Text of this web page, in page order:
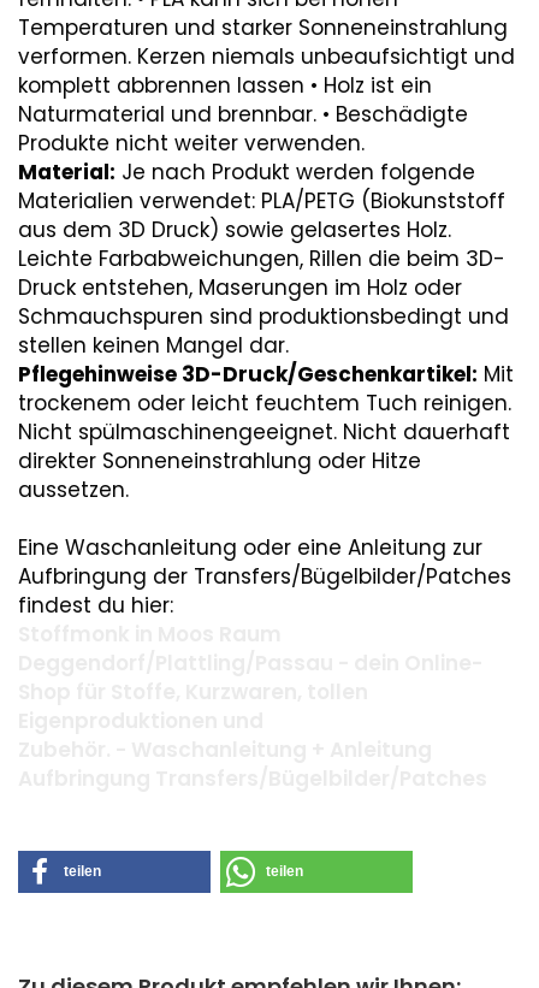
Temperaturen und starker Sonneneinstrahlung
verformen. Kerzen niemals unbeaufsichtigt und
komplett abbrennen lassen • Holz ist ein
Naturmaterial und brennbar. • Beschädigte
Produkte nicht weiter verwenden.
Material: Je nach Produkt werden folgende
Materialien verwendet: PLA/PETG (Biokunststoff
aus dem 3D Druck) sowie gelasertes Holz.
Leichte Farbabweichungen, Rillen die beim 3D-
Druck entstehen, Maserungen im Holz oder
Schmauchspuren sind produktionsbedingt und
stellen keinen Mangel dar.
Pflegehinweise 3D-Druck/Geschenkartikel: Mit
trockenem oder leicht feuchtem Tuch reinigen.
Nicht spülmaschinengeeignet. Nicht dauerhaft
direkter Sonneneinstrahlung oder Hitze
aussetzen.
Eine Waschanleitung oder eine Anleitung zur
Aufbringung der Transfers/Bügelbilder/Patches
findest du hier:
teilen teilen